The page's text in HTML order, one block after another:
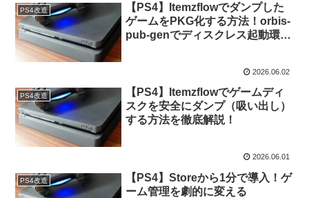
PS4改造
【PS4】Itemzflowでダンプした
ゲームをPKG化する方法！orbis-
pub-genでディスクレス起動環境
2026.06.02
PS4改造
【PS4】Itemzflowでゲームディ
スクを安全にダンプ（吸い出し）
する方法を徹底解説！
2026.06.01
PS4改造
【PS4】Storeから1分で導入！ゲ
ーム管理を劇的に変える